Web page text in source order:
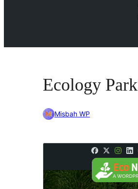
Ecology Park
Misbah WP